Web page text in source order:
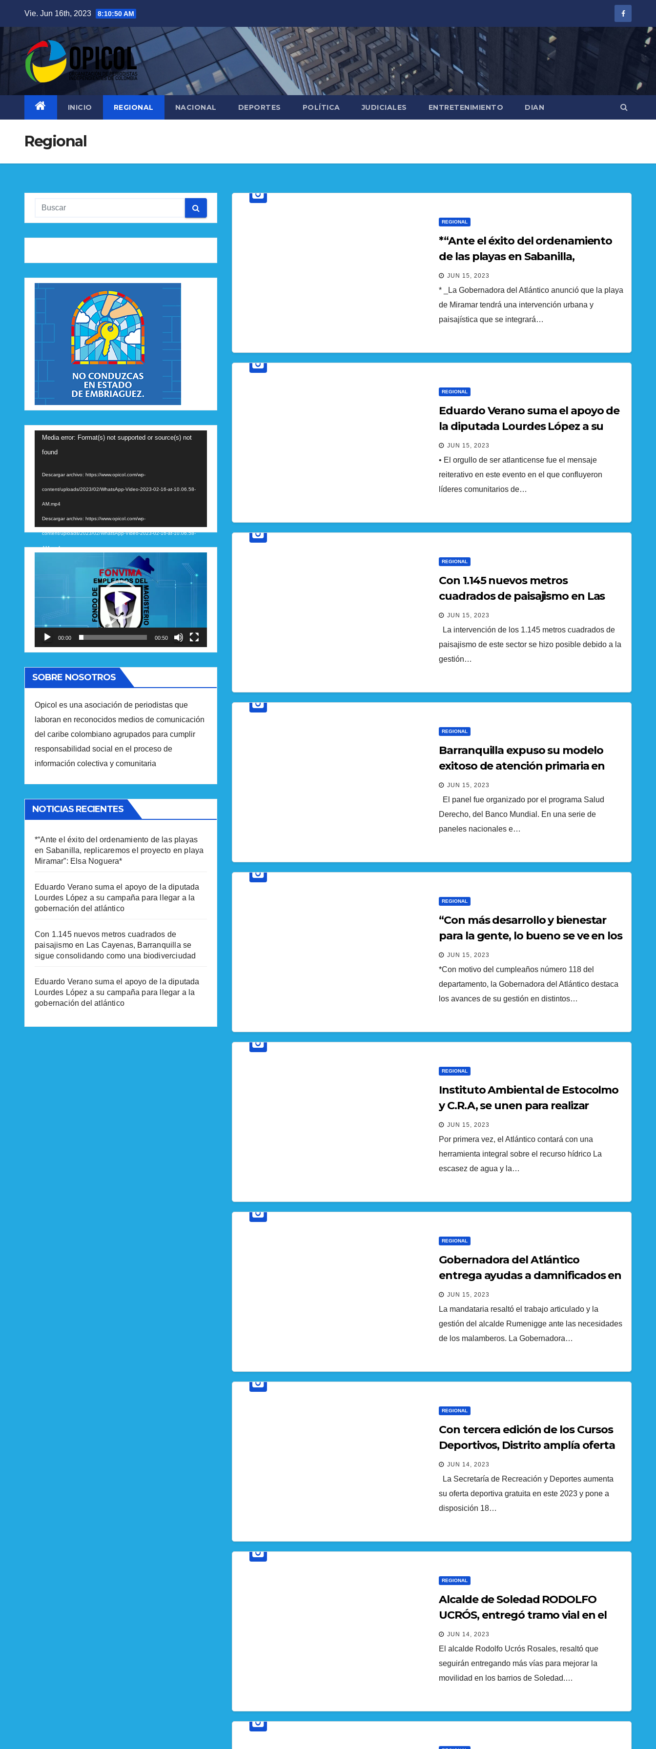
contenido
Vie. Jun 16th, 2023 8:10:51 AM
INICIO REGIONAL NACIONAL DEPORTES POLÍTICA JUDICIALES ENTRETENIMIENTO DIAN
Regional
Reproductor
de
Media error: Format(s) not supported or source(s) not
found
Descargar archivo: https://www.opicol.com/wp-
content/uploads/2023/02/WhatsApp-Video-2023-02-16-at-10.06.58-
AM.mp4
Descargar archivo: https://www.opicol.com/wp-
content/uploads/2023/02/WhatsApp-Video-2023-02-16-at-10.06.58-
AM.mp4
00:00 00:50
SOBRE NOSOTROS
Opicol es una asociación de periodistas que
laboran en reconocidos medios de comunicación
del caribe colombiano agrupados para cumplir
responsabilidad social en el proceso de
información colectiva y comunitaria
NOTICIAS RECIENTES
*“Ante el éxito del ordenamiento de las playas
en Sabanilla, replicaremos el proyecto en playa
Miramar”: Elsa Noguera*
Eduardo Verano suma el apoyo de la diputada
Lourdes López a su campaña para llegar a la
gobernación del atlántico
Con 1.145 nuevos metros cuadrados de
paisajismo en Las Cayenas, Barranquilla se
sigue consolidando como una biodiverciudad
Eduardo Verano suma el apoyo de la diputada
Lourdes López a su campaña para llegar a la
gobernación del atlántico
REGIONAL
*“Ante el éxito del ordenamiento
de las playas en Sabanilla,
replicaremos el proyecto en playa
Miramar”: Elsa Noguera*
JUN 15, 2023
* _La Gobernadora del Atlántico anunció que la playa
de Miramar tendrá una intervención urbana y
paisajística que se integrará…
REGIONAL
Eduardo Verano suma el apoyo de
la diputada Lourdes López a su
campaña para llegar a la
gobernación del atlántico
JUN 15, 2023
• El orgullo de ser atlanticense fue el mensaje
reiterativo en este evento en el que confluyeron
líderes comunitarios de…
REGIONAL
Con 1.145 nuevos metros
cuadrados de paisajismo en Las
Cayenas, Barranquilla se sigue
consolidando como una
biodiverciudad
JUN 15, 2023
La intervención de los 1.145 metros cuadrados de
paisajismo de este sector se hizo posible debido a la
gestión…
REGIONAL
Barranquilla expuso su modelo
exitoso de atención primaria en
salud
JUN 15, 2023
El panel fue organizado por el programa Salud
Derecho, del Banco Mundial. En una serie de
paneles nacionales e…
REGIONAL
“Con más desarrollo y bienestar
para la gente, lo bueno se ve en los
118 años del Atlántico”: Elsa
Noguera
JUN 15, 2023
*Con motivo del cumpleaños número 118 del
departamento, la Gobernadora del Atlántico destaca
los avances de su gestión en distintos…
REGIONAL
Instituto Ambiental de Estocolmo
y C.R.A, se unen para realizar
Evaluación Regional del Agua
JUN 15, 2023
Por primera vez, el Atlántico contará con una
herramienta integral sobre el recurso hídrico La
escasez de agua y la…
REGIONAL
Gobernadora del Atlántico
entrega ayudas a damnificados en
Malambo
JUN 15, 2023
La mandataria resaltó el trabajo articulado y la
gestión del alcalde Rumenigge ante las necesidades
de los malamberos. La Gobernadora…
REGIONAL
Con tercera edición de los Cursos
Deportivos, Distrito amplía oferta
para los ciudadanos
JUN 14, 2023
La Secretaría de Recreación y Deportes aumenta
su oferta deportiva gratuita en este 2023 y pone a
disposición 18…
REGIONAL
Alcalde de Soledad RODOLFO
UCRÓS, entregó tramo vial en el
barrio Villa Estadio
JUN 14, 2023
El alcalde Rodolfo Ucrós Rosales, resaltó que
seguirán entregando más vías para mejorar la
movilidad en los barrios de Soledad.…